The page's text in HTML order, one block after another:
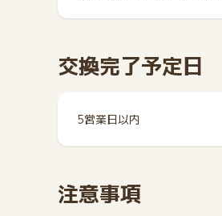
交換完了予定日
5営業日以内
注意事項